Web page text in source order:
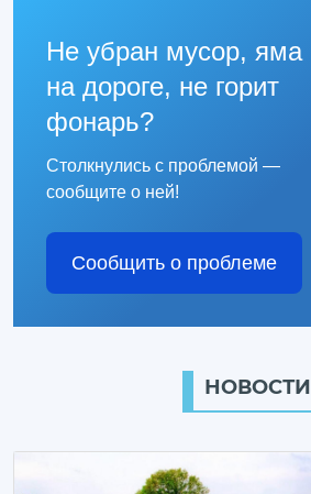
Не убран мусор, яма
на дороге, не горит
фонарь?
Столкнулись с проблемой —
сообщите о ней!
Сообщить о проблеме
НОВОСТИ